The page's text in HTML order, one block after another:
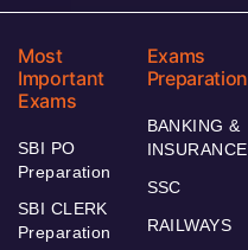
Most
Important
Exams
SBI PO
Preparation
SBI CLERK
Preparation
Exams
Preparation
BANKING &
INSURANCE
SSC
RAILWAYS